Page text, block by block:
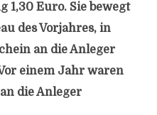
1,30 Euro. Sie bewegt
des Vorjahres, in
an die Anleger
einem Jahr waren
die Anleger